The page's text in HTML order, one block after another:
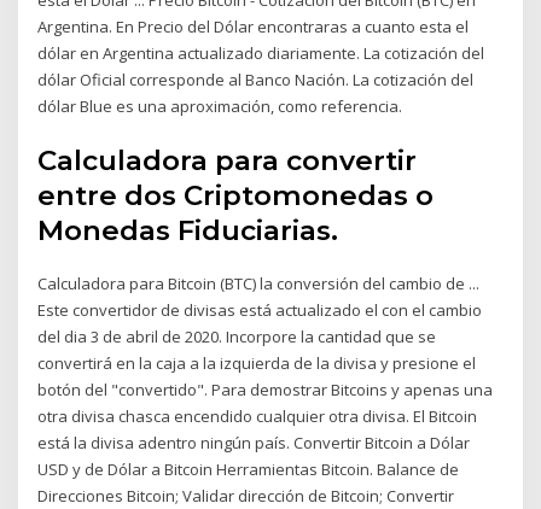
Argentina. En Precio del Dólar encontraras a cuanto esta el
dólar en Argentina actualizado diariamente. La cotización del
dólar Oficial corresponde al Banco Nación. La cotización del
dólar Blue es una aproximación, como referencia.
Calculadora para convertir
entre dos Criptomonedas o
Monedas Fiduciarias.
Calculadora para Bitcoin (BTC) la conversión del cambio de ...
Este convertidor de divisas está actualizado el con el cambio
del dia 3 de abril de 2020. Incorpore la cantidad que se
convertirá en la caja a la izquierda de la divisa y presione el
botón del "convertido". Para demostrar Bitcoins y apenas una
otra divisa chasca encendido cualquier otra divisa. El Bitcoin
está la divisa adentro ningún país. Convertir Bitcoin a Dólar
USD y de Dólar a Bitcoin Herramientas Bitcoin. Balance de
Direcciones Bitcoin; Validar dirección de Bitcoin; Convertir